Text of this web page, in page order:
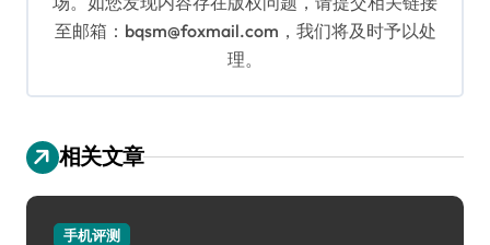
至邮箱：bqsm@foxmail.com，我们将及时予以处
理。
相关文章
手机评测